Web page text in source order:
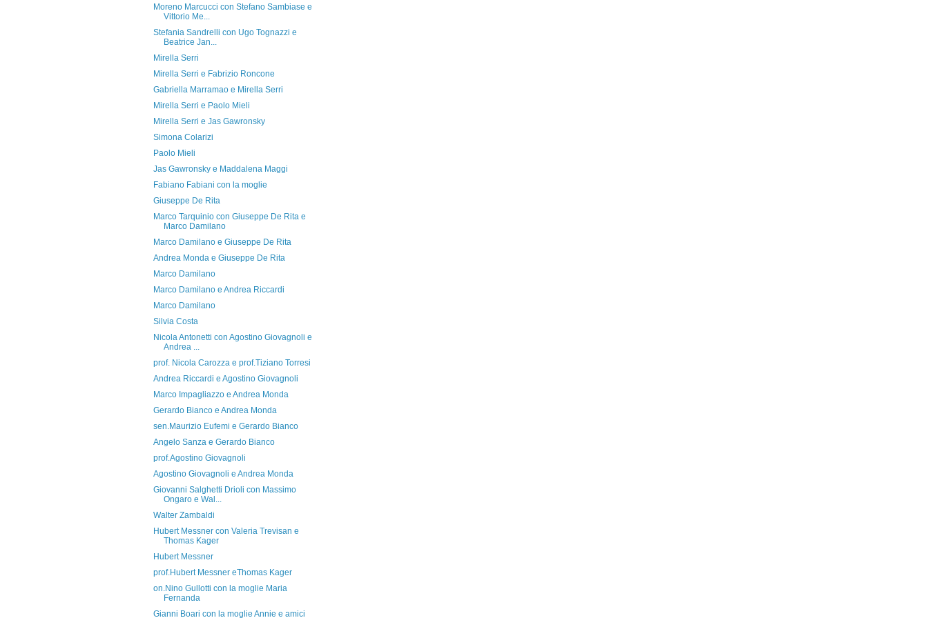
Moreno Marcucci con Stefano Sambiase e
Vittorio Me...
Stefania Sandrelli con Ugo Tognazzi e
Beatrice Jan...
Mirella Serri
Mirella Serri e Fabrizio Roncone
Gabriella Marramao e Mirella Serri
Mirella Serri e Paolo Mieli
Mirella Serri e Jas Gawronsky
Simona Colarizi
Paolo Mieli
Jas Gawronsky e Maddalena Maggi
Fabiano Fabiani con la moglie
Giuseppe De Rita
Marco Tarquinio con Giuseppe De Rita e
Marco Damilano
Marco Damilano e Giuseppe De Rita
Andrea Monda e Giuseppe De Rita
Marco Damilano
Marco Damilano e Andrea Riccardi
Marco Damilano
Silvia Costa
Nicola Antonetti con Agostino Giovagnoli e
Andrea ...
prof. Nicola Carozza e prof.Tiziano Torresi
Andrea Riccardi e Agostino Giovagnoli
Marco Impagliazzo e Andrea Monda
Gerardo Bianco e Andrea Monda
sen.Maurizio Eufemi e Gerardo Bianco
Angelo Sanza e Gerardo Bianco
prof.Agostino Giovagnoli
Agostino Giovagnoli e Andrea Monda
Giovanni Salghetti Drioli con Massimo
Ongaro e Wal...
Walter Zambaldi
Hubert Messner con Valeria Trevisan e
Thomas Kager
Hubert Messner
prof.Hubert Messner eThomas Kager
on.Nino Gullotti con la moglie Maria
Fernanda
Gianni Boari con la moglie Annie e amici